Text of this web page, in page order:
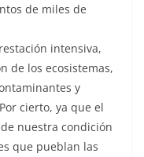
de miles de
intensiva,
de los ecosistemas,
y
cierto, ya que el
nuestra condición
que pueblan las